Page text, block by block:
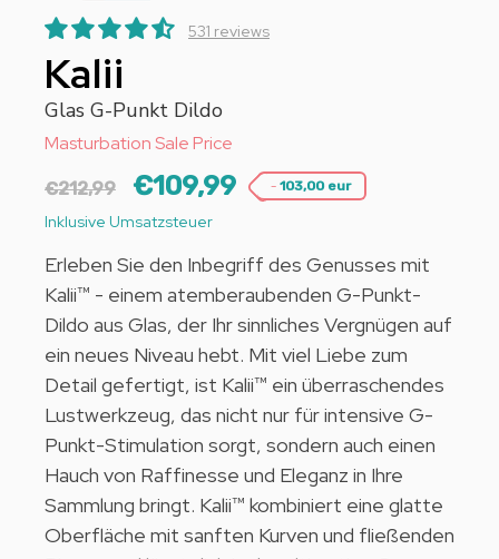
531 reviews
Kalii
Glas G-Punkt Dildo
Masturbation Sale Price
€212,99 €109,99 - 103,00 eur
Inklusive Umsatzsteuer
Erleben Sie den Inbegriff des Genusses mit
Kalii™ - einem atemberaubenden G-Punkt-
Dildo aus Glas, der Ihr sinnliches Vergnügen auf
ein neues Niveau hebt. Mit viel Liebe zum
Detail gefertigt, ist Kalii™ ein überraschendes
Lustwerkzeug, das nicht nur für intensive G-
Punkt-Stimulation sorgt, sondern auch einen
Hauch von Raffinesse und Eleganz in Ihre
Sammlung bringt. Kalii™ kombiniert eine glatte
Oberfläche mit sanften Kurven und fließenden